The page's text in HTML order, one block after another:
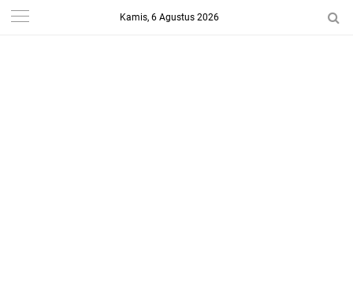
Kamis, 6 Agustus 2026